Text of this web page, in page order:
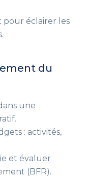
pour éclairer les
du
une
: activités,
et évaluer
(BFR).